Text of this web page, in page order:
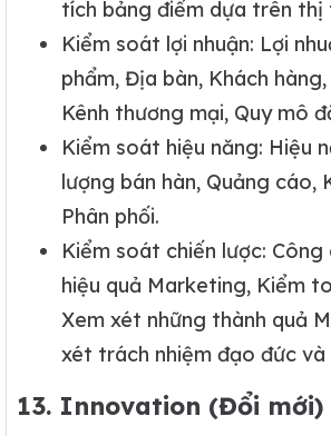
tích bảng điểm dựa trên thị
Kiểm soát lợi nhuận: Lợi
phẩm, Địa bàn, Khách hàng,
Kênh thương mại, Quy mô
Kiểm soát hiệu năng: Hiệu
lượng bán hàn, Quảng cáo,
Phân phối.
Kiểm soát chiến lược: Công
hiệu quả Marketing, Kiểm
Xem xét những thành quả
xét trách nhiệm đạo đức và
13. Innovation (Đổi mới)